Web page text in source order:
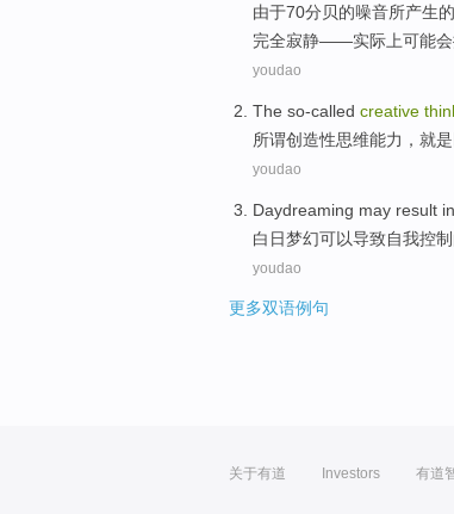
由于70分贝的噪音所产生
完全寂静——实际上可能会
youdao
The so-called creative
所谓创造性思维能力 ， 就是
youdao
Daydreaming may result in
白日梦幻可以导致自我控制
youdao
更多双语例句
关于有道 Investors 有道